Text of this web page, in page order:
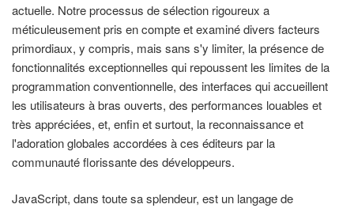
actuelle. Notre processus de sélection rigoureux a
méticuleusement pris en compte et examiné divers facteurs
primordiaux, y compris, mais sans s'y limiter, la présence de
fonctionnalités exceptionnelles qui repoussent les limites de la
programmation conventionnelle, des interfaces qui accueillent
les utilisateurs à bras ouverts, des performances louables et
très appréciées, et, enfin et surtout, la reconnaissance et
l'adoration globales accordées à ces éditeurs par la
communauté florissante des développeurs.
JavaScript, dans toute sa splendeur, est un langage de